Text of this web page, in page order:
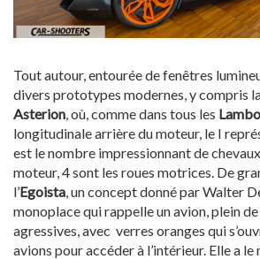
Tout autour, entourée de fenêtres
divers prototypes modernes, y compris
Asterion , où, comme dans tous les
longitudinale arrière du moteur, le I
est le nombre impressionnant de
moteur, 4 sont les roues motrices. De
l’Egoista , un concept donné par Walter
monoplace qui rappelle un avion, plein
agressives, avec verres oranges qui
avions pour accéder à l’intérieur. Elle a